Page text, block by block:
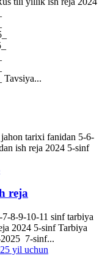
Tavsiya...
tarixi fanidan 5-6-
ish reja 2024 5-sinf
reja
8-9-10-11 sinf tarbiya
2024 5-sinf Tarbiya
7-sinf...